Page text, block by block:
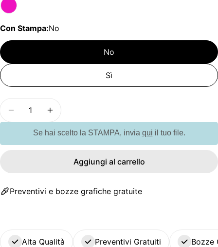
Con Stampa:No
No
Sì
Diminuisci la quantità per GO7440 Penna ed
Aumenta la quantità per GO7440
Se hai scelto la STAMPA, invia qui il tuo file.
Aggiungi al carrello
Preventivi e bozze grafiche gratuite
Alta Qualità Preventivi Gratuiti Bozze